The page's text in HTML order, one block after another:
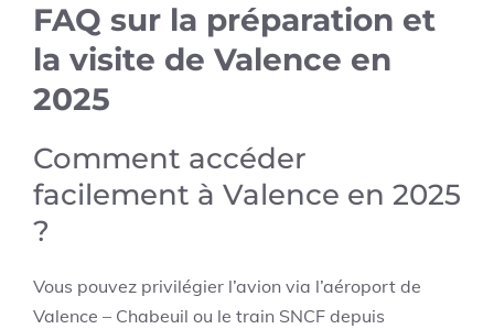
FAQ sur la préparation et
la visite de Valence en
2025
Comment accéder
facilement à Valence en 2025
?
Vous pouvez privilégier l’avion via l’aéroport de
Valence – Chabeuil ou le train SNCF depuis